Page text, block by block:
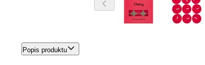
Popis produktu